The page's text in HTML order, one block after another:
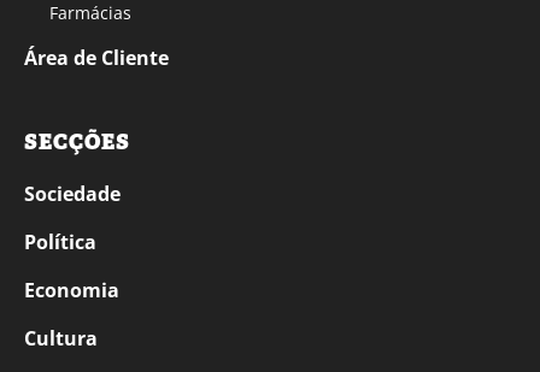
Farmácias
Área de Cliente
SECÇÕES
Sociedade
Política
Economia
Cultura